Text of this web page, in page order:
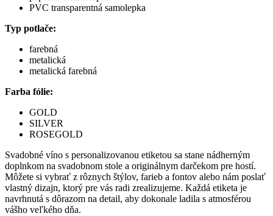
PVC transparentná samolepka
Typ potlače:
farebná
metalická
metalická farebná
Farba fólie:
GOLD
SILVER
ROSEGOLD
Svadobné víno s personalizovanou etiketou sa stane nádherným
doplnkom na svadobnom stole a originálnym darčekom pre hostí.
Môžete si vybrať z rôznych štýlov, farieb a fontov alebo nám poslať
vlastný dizajn, ktorý pre vás radi zrealizujeme. Každá etiketa je
navrhnutá s dôrazom na detail, aby dokonale ladila s atmosférou
vášho veľkého dňa.